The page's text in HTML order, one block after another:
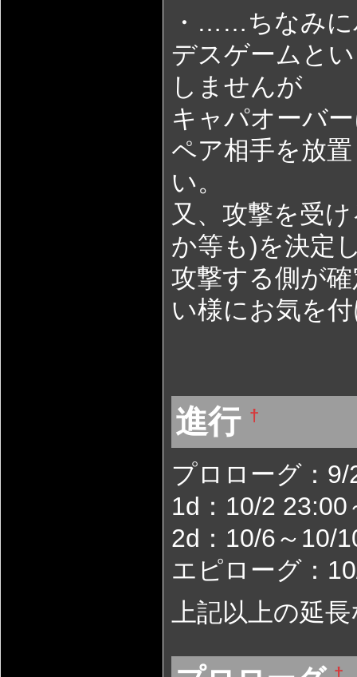
・……ちなみに
デスゲームと
しませんが
キャパオーバ
ペア相手を放
い。
又、攻撃を受
か等も)を決定
攻撃する側が
い様にお気を
進行 †
プロローグ：9/
1d：10/2 23:00
2d：10/6～10/
エピローグ：
上記以上の延